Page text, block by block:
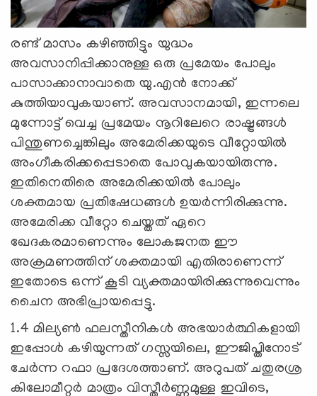
രണ്ട് മാസം കഴിഞ്ഞിട്ടും യുദ്ധം
അവസാനിപ്പിക്കാനുള്ള ഒരു പ്രമേയം പോലും
പാസാക്കാനാവാതെ യു.എന്‍ നോക്ക്
കുത്തിയാവുകയാണ്. അവസാനമായി, ഇന്നലെ
മുന്നോട്ട് വെച്ച പ്രമേയം നൂറിലേറെ രാഷ്ട്രങ്ങള്‍
പിന്തുണച്ചെങ്കിലും അമേരിക്കയുടെ വീറ്റോയില്‍
അംഗീകരിക്കപ്പെടാതെ പോവുകയായിരുന്നു.
ഇതിനെതിരെ അമേരിക്കയില്‍ പോലും
ശക്തമായ പ്രതിഷേധങ്ങള്‍ ഉയര്‍ന്നിരിക്കുന്നു.
അമേരിക്ക വീറ്റോ ചെയ്തത് ഏറെ
ഖേദകരമാണെന്നും ലോകജനത ഈ
അക്രമണത്തിന് ശക്തമായി എതിരാണെന്ന്
ഇതോടെ ഒന്ന് കൂടി വ്യക്തമായിരിക്കുന്നുവെന്നും
ചൈന അഭിപ്രായപ്പെട്ടു.
1.4 മില്യണ്‍ ഫലസ്തീനികള്‍ അഭയാര്‍ത്ഥികളായി
ഇപ്പോള്‍ കഴിയുന്നത് ഗസ്സയിലെ, ഈജിപ്തിനോട്
ചേര്‍ന്ന റഫാ പ്രദേശത്താണ്. അറുപത് ചതുരശ്ര
കിലോമീറ്റര്‍ മാത്രം വിസ്തീര്‍ണ്ണമുള്ള ഇവിടെ,